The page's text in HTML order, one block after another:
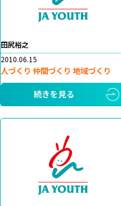
田尻裕之
2010.06.15
人づくり 仲間づくり 地域づくり
続きを見る